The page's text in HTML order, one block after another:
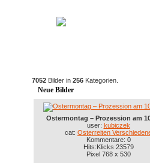
7052 Bilder in 256 Kategorien.
Neue Bilder
Ostermontag – Prozession am
user: kubiczek
cat: Osterreiten
Kommentare: 0
Hits:Klicks 23579
Pixel 768 x 530